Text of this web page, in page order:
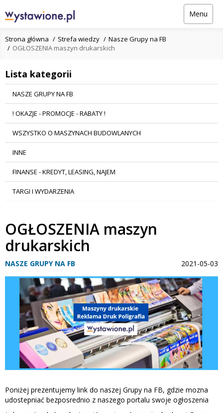
Menu
Strona główna Strefa wiedzy
Nasze Grupy na FB
OGŁOSZENIA maszyn drukarskich
Lista kategorii
NASZE GRUPY NA FB
! OKAZJE - PROMOCJE - RABATY !
WSZYSTKO O MASZYNACH BUDOWLANYCH
INNE
FINANSE - KREDYT, LEASING, NAJEM
TARGI I WYDARZENIA
OGŁOSZENIA maszyn
drukarskich
NASZE GRUPY NA FB 2021-05-03
Poniżej prezentujemy link do naszej Grupy na FB, gdzie mozna
udostepniać bezposrednio z naszego portalu swoje ogłoszenia